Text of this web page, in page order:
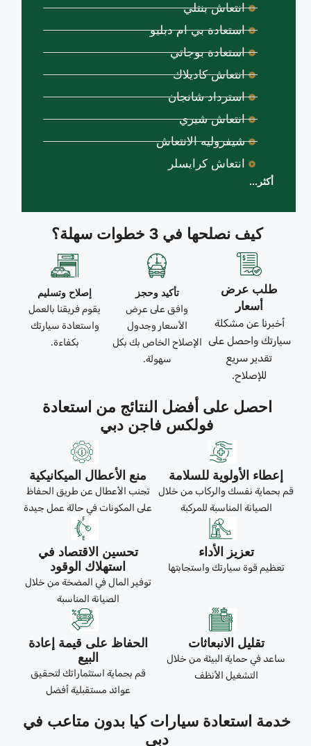
كيف نصلحها في 3 خطوات سهلة؟
طلب عرض
أسعار
أخبرنا عن مشكلة
سيارتك واحصل على
تقدير سريع
للإصلاح.
تأكيد وحجز
وافق على عرض
الأسعار وجدول
الإصلاح الخاص بك بكل
سهولة.
إصلاح وتسليم
يقوم فريقنا بالعمل
واستعادة سيارتك
بكفاءة.
احصل على أفضل النتائج من استعادة
فولكس فاجن دبي
إعطاء الأولوية للسلامة
قم بحماية نفسك والركاب من خلال
الصيانة المناسبة للمركبة
منع الأعطال الميكانيكية
تجنب الأعطال عن طريق الحفاظ
على المكونات في حالة عمل جيدة
تعزيز الأداء
تعظيم قوة سيارتك واستجابتها
تحسين الاقتصاد في
استهلاك الوقود
توفير المال في المضخة من خلال
الصيانة المناسبة
تقليل الانبعاثات
ساعد في حماية البيئة من خلال
التشغيل الأنظف
الحفاظ على قيمة إعادة
البيع
قم بحماية استثماراتك لتحقيق
عوائد مستقبلية أفضل
خدمة استعادة سيارات كيا بدون متاعب في
دبي
انتعاش بنتلي
استعادة بي ام دبليو
استعادة بوجاتي
انتعاش كاديلاك
استرداد شانجان
انتعاش شيري
شيفروليه الانتعاش
انتعاش كرايسلر
أكثر...